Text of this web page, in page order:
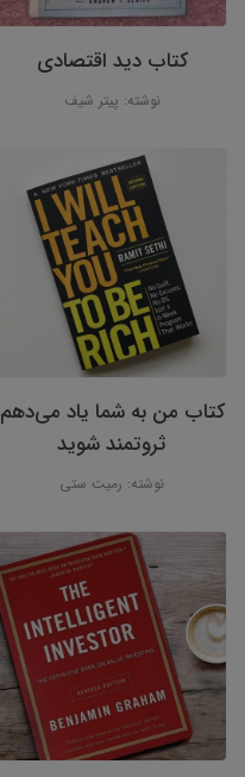
کتاب دید اقتصادی
نوشته: پیتر شیف
کتاب من به شما یاد می‌دهم
ثروتمند شوید
نوشته: رمیت ستی